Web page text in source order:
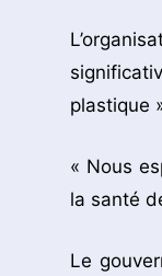
plastique
« Nous
la santé
Le